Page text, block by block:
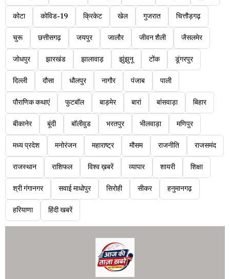
कोटा कोविड-19 क्रिकेट खेल गुजरात चित्तौड़गढ़
चुरू छत्तीसगढ़ जयपुर जालौर जीवन शैली जैसलमेर
जोधपुर झारखंड झालावाड़ झुंझुनू टोंक डूंगरपुर
दिल्ली दौसा धौलपुर नागौर पंजाब पाली
पौराणिक कथाएं फुटबॉल बाड़मेर बारां बांसवाड़ा बिहार
बीकानेर बूंदी बॉलीवुड भरतपुर भीलवाड़ा मणिपुर
मध्य प्रदेश मनोरंजन महाराष्ट्र मौसम राजनीति राजसमंद
राजस्थान राशिफल विश्व ख़बरें व्यापार शायरी शिक्षा
श्री गंगानगर सवाई माधोपुर सिरोही सीकर हनुमानगढ़
हरियाणा हिंदी खबरें